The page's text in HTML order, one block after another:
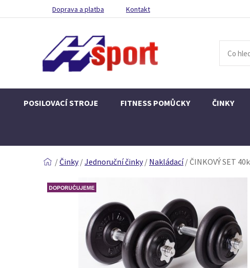
Doprava a platba Kontakt
POSILOVACÍ STROJE FITNESS POMŮCKY ČINKY
/Činky /Jednoruční činky / Nakládací / ČINKOVÝ SET